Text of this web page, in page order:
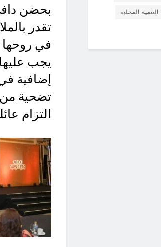
بحضن
تقدر
في روحها
يجب
إضافية
تضحية من
التزام
المحلية